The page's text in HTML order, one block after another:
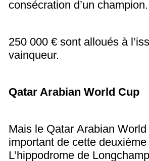
consécration d’un champion.
250 000 € sont alloués à
vainqueur.
Qatar Arabian World Cup
Mais le Qatar Arabian
important de cette
L’hippodrome de